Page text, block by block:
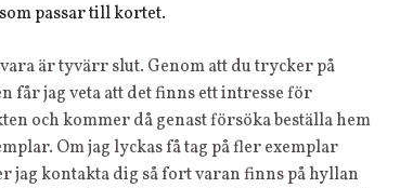
passar till kortet.
är tyvärr slut. Genom att du trycker på
får jag veta att det finns ett intresse för
och kommer då genast försöka beställa hem
Om jag lyckas få tag på fler exemplar
jag kontakta dig så fort varan finns på hyllan